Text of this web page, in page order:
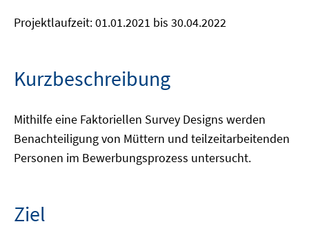
Projektlaufzeit: 01.01.2021 bis 30.04.2022
Kurzbeschreibung
Mithilfe eine Faktoriellen Survey Designs werden
Benachteiligung von Müttern und teilzeitarbeitenden
Personen im Bewerbungsprozess untersucht.
Ziel